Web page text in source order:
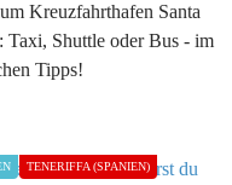
Kreuzfahrthafen Santa
Taxi, Shuttle oder Bus - im
Tipps!
TENERIFFA (SPANIEN)